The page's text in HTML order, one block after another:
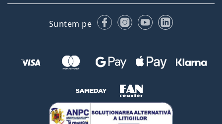
Suntem pe FacebookInstagram
YouTubeLinkedIn